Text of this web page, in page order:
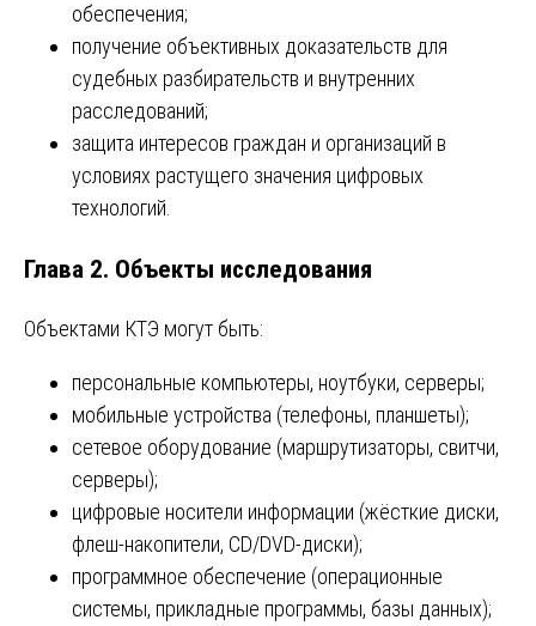
обеспечения;
получение объективных доказательств для
судебных разбирательств и внутренних
расследований;
защита интересов граждан и организаций в
условиях растущего значения цифровых
технологий.
Глава 2. Объекты исследования
Объектами КТЭ могут быть:
персональные компьютеры, ноутбуки, серверы;
мобильные устройства (телефоны, планшеты);
сетевое оборудование (маршрутизаторы, свитчи,
серверы);
цифровые носители информации (жёсткие диски,
флеш-накопители, CD/DVD-диски);
программное обеспечение (операционные
системы, прикладные программы, базы данных);